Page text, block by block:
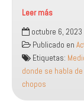
Leer más
Debate
sobre
la
tala
de
38
chopos
octubre 6, 2023
Publicado en
Etiquetas:
donde se habla
chopos